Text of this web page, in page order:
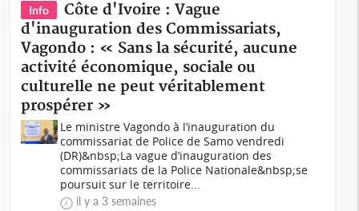
Info
Côte d'Ivoire : Vague
d'inauguration des Commissariats,
Vagondo : « Sans la sécurité, aucune
activité économique, sociale ou
culturelle ne peut véritablement
prospérer »
Le ministre Vagondo à l’inauguration du
commissariat de Police de Samo vendredi
(DR)&nbsp;La vague d’inauguration des
commissariats de la Police Nationale&nbsp;se
poursuit sur le territoire...
il y a 3 semaines